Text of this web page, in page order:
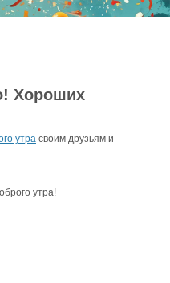
Хороших
утра своим друзьям и